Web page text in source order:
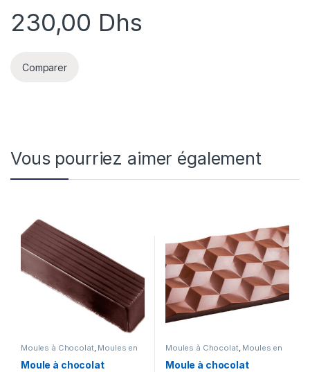
230,00 Dhs
Comparer
Vous pourriez aimer également
Moules à Chocolat, Moules en
Moule à chocolat
Moules à Chocolat, Moules en
Moule à chocolat